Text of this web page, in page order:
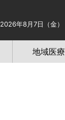
2026年8月7日（金）
地域医療